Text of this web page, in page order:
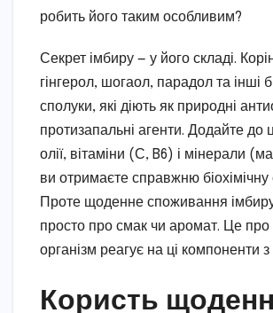
робить його таким особливим?
Секрет імбиру — у його складі.
гінгерол, шогаол, парадол та інші
сполуки, які діють як природні
протизапальні агенти. Додайте до
олії, вітаміни (С, B6) і мінерали
ви отримаєте справжню
Проте щоденне споживання
просто про смак чи аромат. Це про
організм реагує на ці компоненти
Користь